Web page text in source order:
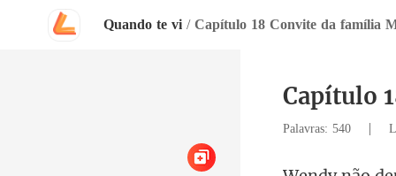
Quando te vi / Capítulo 18 Convite da família
Capítulo
Palavras: 540 |